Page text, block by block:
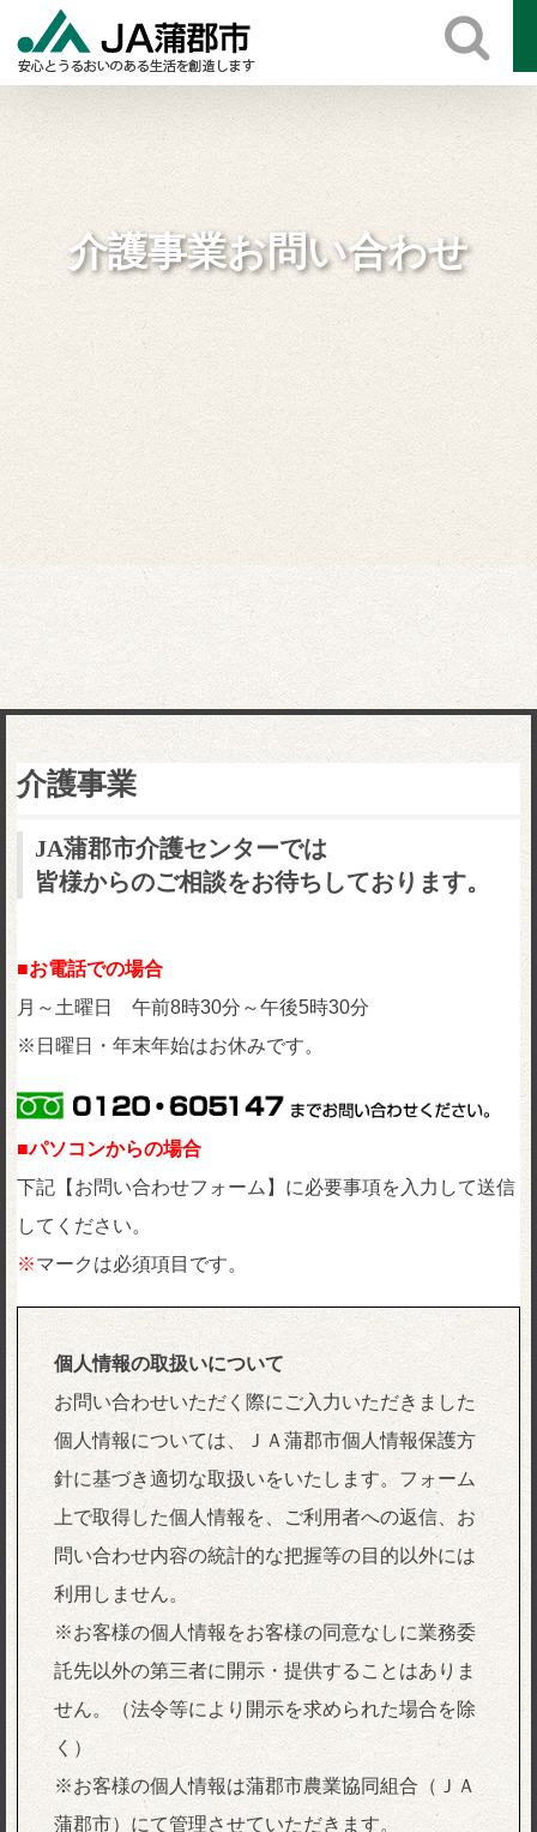
介護事業お問い合わせ
介護事業
JA蒲郡市介護センターでは
皆様からのご相談をお待ちしております。
■お電話での場合
月～土曜日 午前8時30分～午後5時30分
※日曜日・年末年始はお休みです。
■パソコンからの場合
下記【お問い合わせフォーム】に必要事項を入力して送信
してください。
※マークは必須項目です。
個人情報の取扱いについて
お問い合わせいただく際にご入力いただきました
個人情報については、ＪＡ蒲郡市個人情報保護方
針に基づき適切な取扱いをいたします。フォーム
上で取得した個人情報を、ご利用者への返信、お
問い合わせ内容の統計的な把握等の目的以外には
利用しません。
※お客様の個人情報をお客様の同意なしに業務委
託先以外の第三者に開示・提供することはありま
せん。（法令等により開示を求められた場合を除
く）
※お客様の個人情報は蒲郡市農業協同組合（ＪＡ
蒲郡市）にて管理させていただきます。